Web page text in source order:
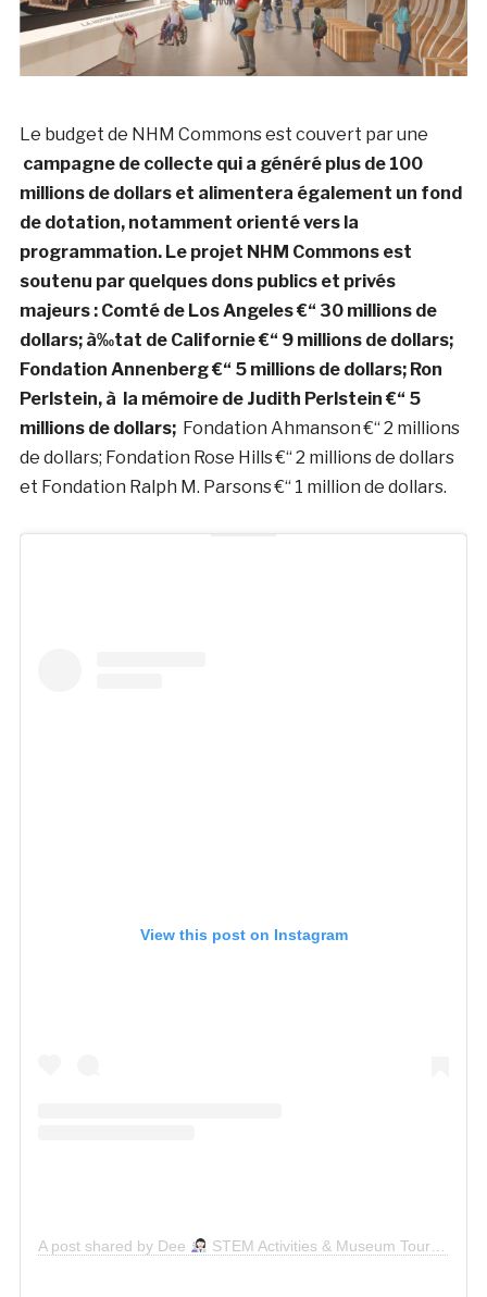
Le budget de NHM Commons est couvert par une
campagne de collecte qui a généré plus de 100
millions de dollars et alimentera également un fond
de dotation, notamment orienté vers la
programmation. Le projet NHM Commons est
soutenu par quelques dons publics et privés
majeurs : Comté de Los Angeles €“ 30 millions de
dollars; à‰tat de Californie €“ 9 millions de dollars;
Fondation Annenberg €“ 5 millions de dollars; Ron
Perlstein, à la mémoire de Judith Perlstein €“ 5
millions de dollars; Fondation Ahmanson €“ 2 millions
de dollars; Fondation Rose Hills €“ 2 millions de dollars
et Fondation Ralph M. Parsons €“ 1 million de dollars.
View this post on Instagram
A post shared by Dee STEM Activities & Museum Tours (@sciencewithdee)